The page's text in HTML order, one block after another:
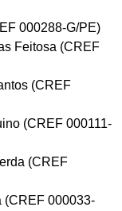
000288-G/PE)
Feitosa (CREF
(CREF
(CREF 000111-
(CREF
(CREF 000033-